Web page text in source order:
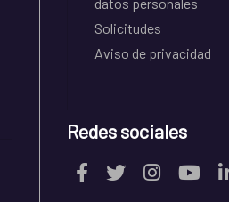
Solicitudes
Aviso de privacidad
Redes sociales